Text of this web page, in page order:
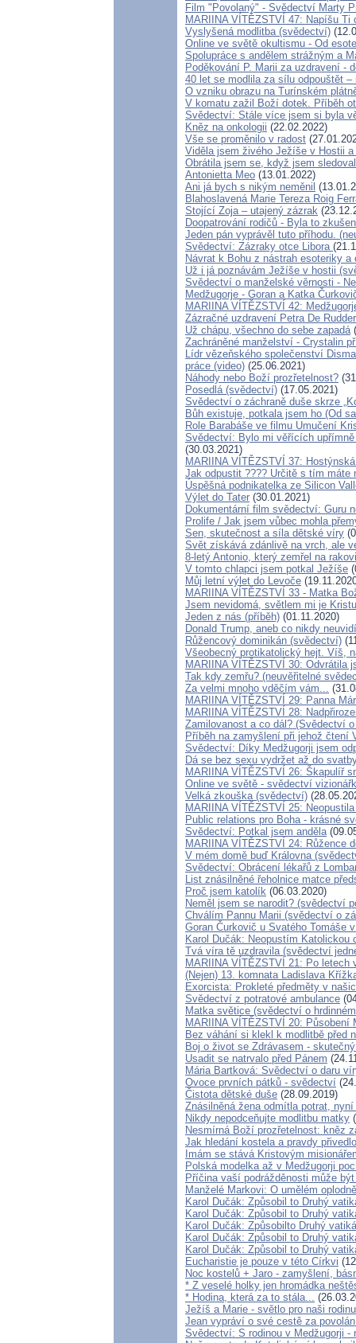
Film "Povolaný" - Svědectví Marty
MARIINA VÍTĚZSTVÍ 47: Napíšu
Vyslyšená modlitba (svědectví)
Online ve světě okultismu - Od
Spolupráce s andělem strážným a
Poděkování P. Marii za uzdravení -
40 let se modlila za sílu odpouštět –
O vzniku obrazu na Turínském
V komatu zažil Boží dotek. Příběh
Svědectví: Stále více jsem si byla
Kněz na onkologii (22.02.2022)
Vše se proměnilo v radost
Viděla jsem živého Ježíše v Hostii
Obrátila jsem se, když jsem
Antonietta Meo (13.01.2022)
Ani já bych s nikým neměnil
Blahoslavená Marie Tereza Roig
Stojící Zoja – utajený zázrak
Doopatrování rodičů - Byla to
Jeden pán vyprávěl tuto příhodu.
Svědectví: Zázraky otce Libora
Návrat k Bohu z nástrah esoteriky a
Už i já poznávám Ježíše v hostii
Svědectví o manželské věrnosti -
Medžugorje - Goran a Katka
MARIINA VÍTĚZSTVÍ 42:
Zázračné uzdravení Petra De
Už chápu, všechno do sebe zapadá
Zachráněné manželství - Crystalin
Lídr vězeňského společenství
práce (video) (25.06.2021)
Náhody nebo Boží prozřetelnost?
Posedlá (svědectví) (17.05.2021)
Svědectví o záchraně duše skrze
Bůh existuje, potkala jsem ho (Od
Role Barabáše ve filmu Umučení
Svědectví: Bylo mi věřících
(30.03.2021)
MARIINA VÍTĚZSTVÍ 37:
Jak odpustit ???? Určitě s tím
Úspěšná podnikatelka ze Silicon
Výlet do Tater (30.01.2021)
Dokumentární film svědectví: Guru
Prolife / Jak jsem vůbec mohla
Sen, skutečnost a síla dětské víry
Svět získává zdánlivě na vrch, ale
8-letý Antonio, který zemřel na
V tomto chlapci jsem potkal Ježíše
Můj letní výlet do Levoče
MARIINA VÍTĚZSTVÍ 33 - Matka
Jsem nevidomá, světlem mi je
Jeden z nás (příběh) (01.11.2020)
Donald Trump, aneb co nikdy
Růžencový dominikán (svědectví)
Všeobecný protikatolický hejt. Víš,
MARIINA VÍTĚZSTVÍ 30: Odvrátila
Tak kdy zemřu? (neuvěřitelné
Za velmi mnoho vděčím vám...
MARIINA VÍTĚZSTVÍ 29: Panna
MARIINA VÍTĚZSTVÍ 28:
Zamilovanost a co dál? (Svědectví
Příběh na zamyšlení při jehož čtení
Svědectví: Díky Medžugorji jsem
Dá se bez sexu vydržet až do
MARIINA VÍTĚZSTVÍ 26: Škapulíř
Online ve světě - svědectví
Velká zkouška (svědectví)
MARIINA VÍTĚZSTVÍ 25:
Public relations pro Boha - krásné
Svědectví: Potkal jsem anděla
MARIINA VÍTĚZSTVÍ 24: Růžence
V mém domě buď Královna
Svědectví: Obrácení lékařů z
List znásilněné řeholnice matce
Proč jsem katolík (06.03.2020)
Neměl jsem se narodit? (svědectví
Chválím Pannu Marii (svědectví o
Goran Čurkovič u Svatého Tomáše
Karol Dučák: Neopustím Katolickou
Tvá víra tě uzdravila (svědectví
MARIINA VÍTĚZSTVÍ 21: Po
(Nejen) 13. komnata Ladislava
Exorcista: Prokleté předměty v
Svědectví z potratové ambulance
Matka světice (svědectví o
MARIINA VÍTĚZSTVÍ 20:
Bez váhání si klekl k modlitbě před
Boj o život se Zdrávasem -
Usadit se natrvalo před Pánem
Mária Bartková: Svědectví o daru
Ovoce prvních pátků - svědectví
Čistota dětské duše (28.09.2019)
Znásilněná žena odmítla potrat,
Nikdy nepodceňujte modlitbu matky
Nesmírná Boží prozřetelnost: kněz
Jak hledání kostela a pravdy
Imám se stává Kristovým
Polská modelka až v Medžugorji
Příčina vaší podrážděnosti může
Manželé Markovi: O umělém
Karol Dučák: Způsobil to Druhý
Karol Dučák: Způsobil to Druhý
Karol Dučák: Způsobilto Druhý
Karol Dučák: Způsobil to Druhý
Karol Dučák: Způsobil to Druhý
Eucharistie je pouze v této Církvi
Noc kostelů + Jaro - zamyšlení,
* Z veselé holky jen hromádka
* Hodina, která za to stála...
Ježíš a Marie - světlo pro naši
Jean vypráví o své cestě za
Svědectví: S rodinou v Medžugorji -